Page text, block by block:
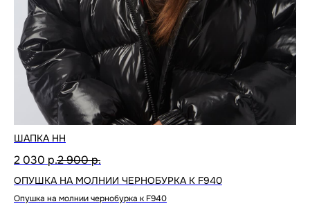
ШАПКА HH
2 030 р.2 900р.
ОПУШКА НА МОЛНИИ ЧЕРНОБУРКА К F940
Опушка на молнии чернобурка к F940